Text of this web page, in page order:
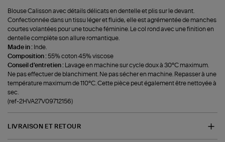
Blouse Calisson avec détails délicats en dentelle et plis sur le devant.
Confectionnée dans un tissu léger et fluide, elle est agrémentée de manches
courtes volantées pour une touche féminine. Le col rond avec une finition en
dentelle complète son allure romantique.
Made in : Inde.
Composition :55% coton 45% viscose
Conseil d'entretien :
Lavage en machine sur cycle doux à 30°C maximum.
Ne pas effectuer de blanchiment. Ne pas sécher en machine. Repasser à une
température maximum de 110°C. Cette pièce peut également être nettoyée à
sec.
(ref-2HVA27V09712156)
LIVRAISON ET RETOUR